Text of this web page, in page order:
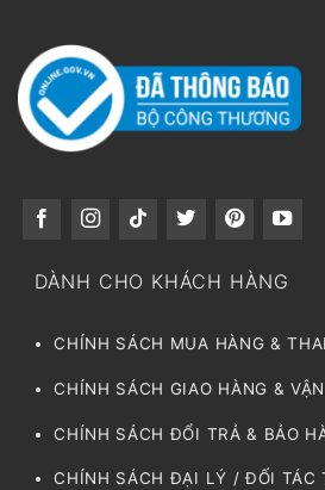
DÀNH CHO KHÁCH HÀNG
CHÍNH SÁCH MUA HÀNG &
CHÍNH SÁCH GIAO HÀNG &
CHÍNH SÁCH ĐỔI TRẢ & BẢO
CHÍNH SÁCH ĐẠI LÝ / ĐỐI TÁC